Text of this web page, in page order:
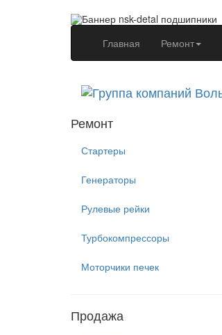
Главная (current)Ремонт
Ремонт
Стартеры
Генераторы
Рулевые рейки
Турбокомпрессоры
Моторчики печек
Продажа